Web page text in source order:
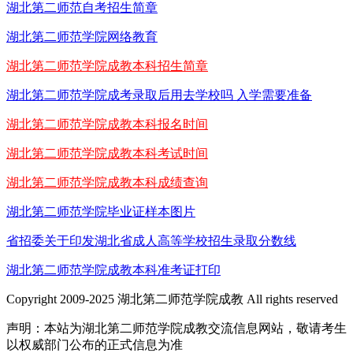
湖北第二师范自考招生简章
湖北第二师范学院网络教育
湖北第二师范学院成教本科招生简章
湖北第二师范学院成考录取后用去学校吗 入学需要准备
湖北第二师范学院成教本科报名时间
湖北第二师范学院成教本科考试时间
湖北第二师范学院成教本科成绩查询
湖北第二师范学院毕业证样本图片
省招委关于印发湖北省成人高等学校招生录取分数线
湖北第二师范学院成教本科准考证打印
Copyright 2009-2025 湖北第二师范学院成教 All rights reserved
声明：本站为湖北第二师范学院成教交流信息网站，敬请考生
以权威部门公布的正式信息为准